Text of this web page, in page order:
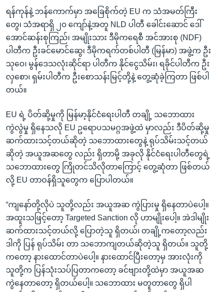
ရန်ကုန်နဲ့ ဘန်ကောက်မှာ အခြေစိုက်တဲ့ EU က သံအမတ်ကြီး
တွေ၊ သံအရာရှိ ၂၀ ကျော်နဲ့အတူ NLD ပါတီ ခေါင်းဆောင် ဒေါ်
အောင်ဆန်းစုကြည်၊ အမျိုးသား ဒီမိုကရေစီ အင်အားစု (NDF)
ပါတီက ဦးခင်မောင်ဆွေ၊ ဒီမိုကရက်တစ်ပါတီ (မြန်မာ) အဖွဲ့က ဦး
သုဝေ၊ မွန်ဒေသလုံးဆိုင်ရာ ပါတီက နိုင်ငွေသိမ်း၊ ရခိုင်ပါတီက ဦး
လှစော၊ ရှမ်းပါတီက ဦးစောသန်းမြင့်တို့နဲ့ တွေ့ဆုံခဲ့ကြတာ ဖြစ်ပါ
တယ်။
EU ရဲ့ ပိတ်ဆို့မှုကို မြန်မာ့နိုင်ငံရေးပါတီ တချို့ သဘောထား
ကွဲလွဲမှု ရှိနေသလို EU ဥရောပသမဂ္ဂအဖွဲ့ထဲ မှာလည်း ဒီပိတ်ဆို့မှု
ဆက်ထားသင့်တယ်ဆိုတဲ့ သဘောထားတွေနဲ့ ရုပ်သိမ်းသင့်တယ်
ဆိုတဲ့ အယူအဆတွေ လည်း ရှိတာမို့ အခုလို နိုင်ငံရေးပါတီတွေရဲ့
သဘောထားတွေ ကြိုတင်သိလိုတာကြောင့် တွေ့ဆုံတာ ဖြစ်တယ်
လို့ EU တာဝန်ရှိသူတွေက ပြောပါတယ်။
“ကျနော်တို့လိုပဲ သူတို့လည်း အယူအဆ ကွဲပြားမှု ရှိနေတာပဲပေါ့။
အထူးသဖြင့်တော့ Targeted Sanction လို ဟာမျိုးပေါ့။ အဲဒါမျိုး
ဆက်ထားသင့်တယ်လို့ ပြောတဲ့သူ ရှိတယ်၊ တချို့ကတော့လည်း
ဒါကို ပြန် ရုပ်သိမ်း တာ သဘောကျတယ်ဆိုတဲ့သူ ရှိတယ်။ သူတို့
ကတော့ နားထောင်တာပဲပေါ့။ နားထောင်ပြီးတော့မှ အားလုံးကို
သူတို့က ပြန်သုံးသပ်ပြတာကတော့ ခင်ဗျားတို့ထဲမှာ အယူအဆ
ကွဲနေတာတော့ ရှိတယ်ပေါ့။ သဘောထား မတူတာတွေ ရှိပါ